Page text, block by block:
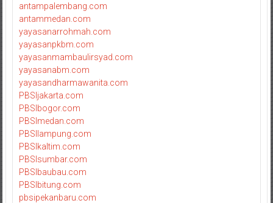
antampalembang.com
antammedan.com
yayasanarrohmah.com
yayasanpkbm.com
yayasanmambaulirsyad.com
yayasanabm.com
yayasandharmawanita.com
PBSIjakarta.com
PBSIbogor.com
PBSImedan.com
PBSIlampung.com
PBSIkaltim.com
PBSIsumbar.com
PBSIbaubau.com
PBSIbitung.com
pbsipekanbaru.com